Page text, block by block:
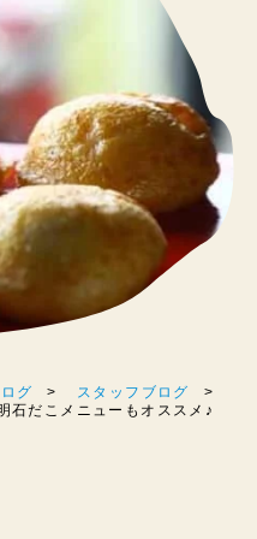
グ
スタッフブログ
だこメニューもオススメ♪